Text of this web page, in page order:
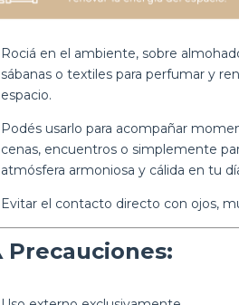
Rociá en el ambiente, sobre
sábanas o textiles para perfumar y
espacio.
Podés usarlo para acompañar
cenas, encuentros o simplemente
atmósfera armoniosa y cálida en tu
Evitar el contacto directo con ojos,
Precauciones: